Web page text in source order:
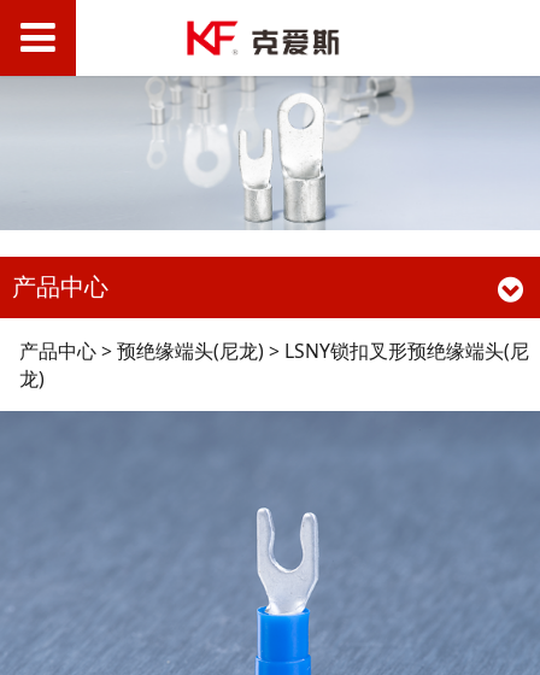
产品中心
LSNY锁扣叉形预绝缘端
头(尼龙)
产品中心>预绝缘端头(尼龙) > LSNY锁扣叉形预绝缘端头(尼
龙)